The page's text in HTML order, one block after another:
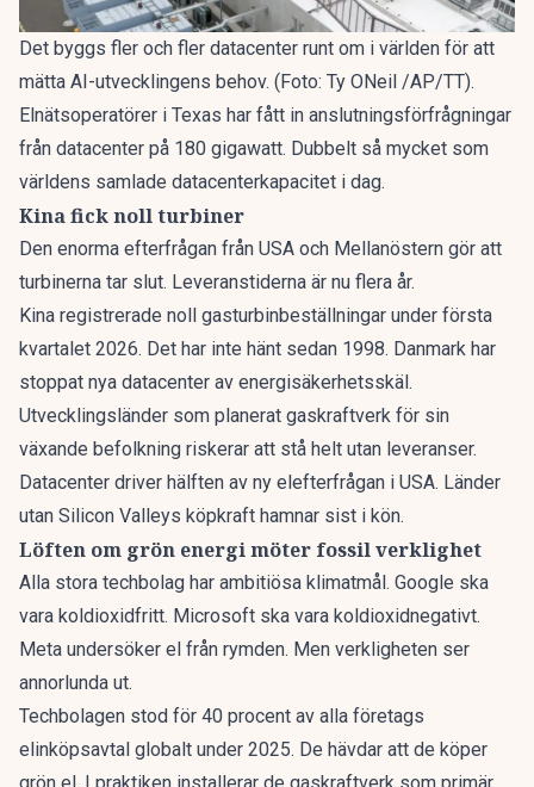
Det byggs fler och fler datacenter runt om i världen för att
mätta AI-utvecklingens behov. (Foto: Ty ONeil /AP/TT).
Elnätsoperatörer i Texas har fått in anslutningsförfrågningar
från datacenter på 180 gigawatt. Dubbelt så mycket som
världens samlade datacenterkapacitet i dag.
Kina fick noll turbiner
Den enorma efterfrågan från USA och Mellanöstern gör att
turbinerna tar slut. Leveranstiderna är nu flera år.
Kina registrerade noll gasturbinbeställningar under första
kvartalet 2026. Det har inte hänt sedan 1998. Danmark har
stoppat nya datacenter av energisäkerhetsskäl.
Utvecklingsländer som planerat gaskraftverk för sin
växande befolkning riskerar att stå helt utan leveranser.
Datacenter driver hälften av ny elefterfrågan i USA. Länder
utan Silicon Valleys köpkraft hamnar sist i kön.
Löften om grön energi möter fossil verklighet
Alla stora techbolag har ambitiösa klimatmål. Google ska
vara koldioxidfritt. Microsoft ska vara koldioxidnegativt.
Meta undersöker el från rymden. Men verkligheten ser
annorlunda ut.
Techbolagen stod för 40 procent av alla företags
elinköpsavtal globalt under 2025. De hävdar att de köper